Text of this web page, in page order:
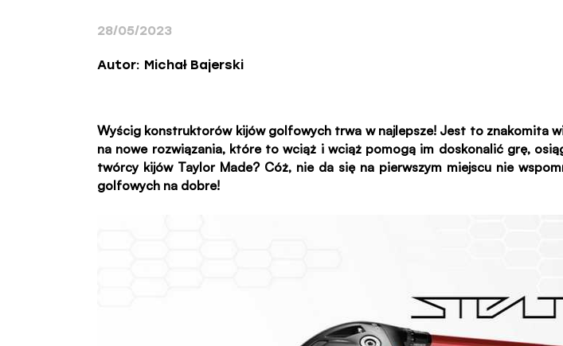
28/05/2023
Autor: Michał Bajerski
Wyścig konstruktorów kijów golfowych trwa w najlepsze! Jest to znakomita
na nowe rozwiązania, które to wciąż i wciąż pomogą im doskonalić grę,
twórcy kijów Taylor Made? Cóż, nie da się na pierwszym miejscu nie
golfowych na dobre!